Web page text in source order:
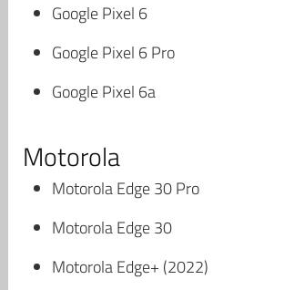
Google Pixel 6
Google Pixel 6 Pro
Google Pixel 6a
Motorola
Motorola Edge 30 Pro
Motorola Edge 30
Motorola Edge+ (2022)